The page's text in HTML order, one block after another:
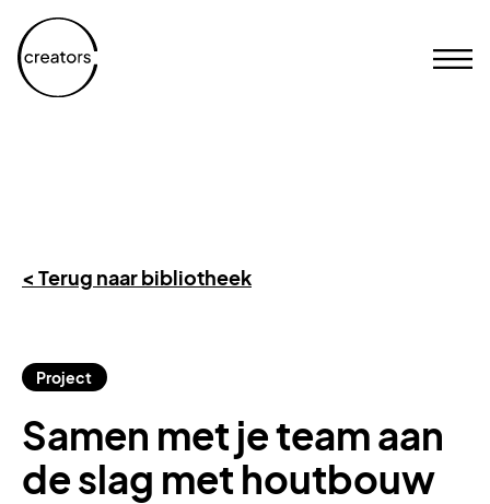
< Terug naar bibliotheek
Project
Samen met je team aan
de slag met houtbouw